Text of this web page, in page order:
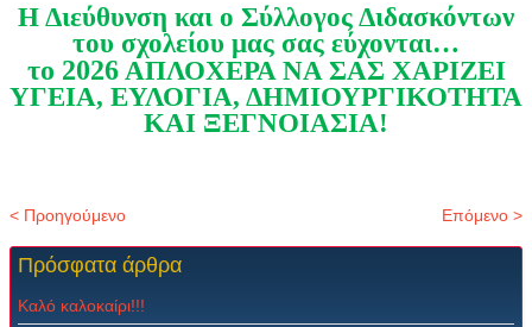
Η Διεύθυνση και ο Σύλλογος Διδασκόντων
του σχολείου μας σας εύχονται…
το 2026ΑΠΛΟΧΕΡΑ ΝΑ ΣΑΣ ΧΑΡΙΖΕΙ
ΥΓΕΙΑ, ΕΥΛΟΓΙΑ, ΔΗΜΙΟΥΡΓΙΚΟΤΗΤΑ
ΚΑΙ ΞΕΓΝΟΙΑΣΙΑ!
< Προηγούμενο Επόμενο >
Πρόσφατα άρθρα
Καλό καλοκαίρι!!!